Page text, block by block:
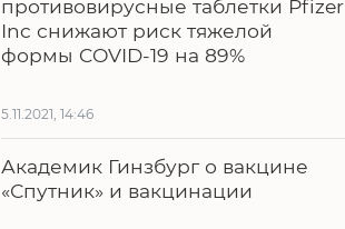
противовирусные таблетки Pfizer
Inc снижают риск тяжелой
формы COVID-19 на 89%
5.11.2021, 14:46
Академик Гинзбург о вакцине
«Спутник» и вакцинации